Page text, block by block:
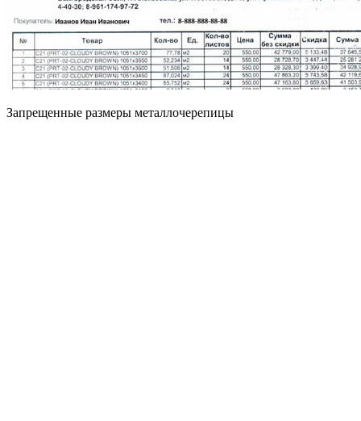
Запрещенные размеры металлочерепицы